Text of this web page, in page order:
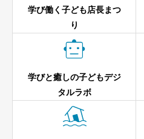
学び働く子ども店長まつ
り

学びと癒しの子どもデジ
タルラボ
